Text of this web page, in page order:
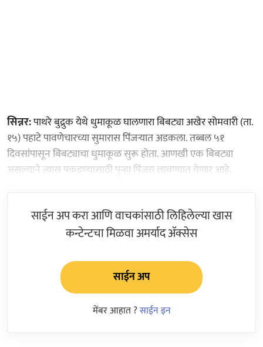
सिन्नर:पाथरे बुद्रुक येथे धुमाकूळ घालणारा बिबट्या अखेर सोमवारी (ता.
१५) पहाटे पावणेचारच्या सुमारास पिंजऱ्यात अडकला. तब्बल ५१
दिवसांपासून बिबट्याचा धुमाकूळ सुरू होता. आणखी एक बिबट्या
असल्याने त्यास पकडण्यासाठी पुन्हा पिंजरा लावण्यात येणार आहे.
साईन अप करा आणि वाचकांसाठी लिहिलेल्या खास
कन्टेन्टचा मिळवा अमर्याद ॲक्सेस
साईन अप
मेंबर आहात ?साईन इन